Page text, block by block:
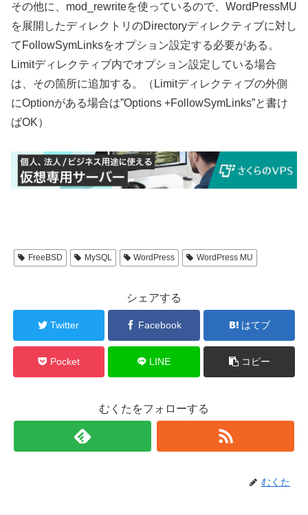
その他に、mod_rewriteを使っているので、WordPressMU
を展開したディレクトリのDirectoryディレクティブに対し
てFollowSymLinksをオプション設定する必要がある。
Limitディレクティブ内でオプション設定している場合
は、その箇所に追加する。（Limitディレクティブの外側
にOptionがある場合は”Options +FollowSymLinks”と書け
ばOK）
FreeBSD MySQL WordPress WordPress MU
シェアする
Twitter Facebook はてブ
Pocket LINE コピー
むくたをフォローする
むくた